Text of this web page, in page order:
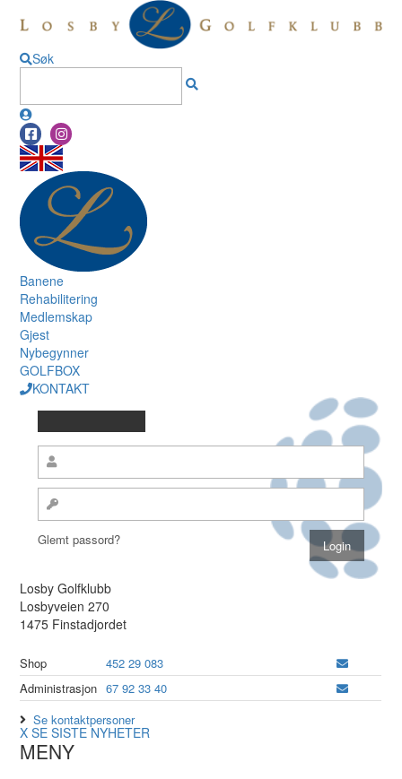
Søk
Banene
Rehabilitering
Medlemskap
Gjest
Nybegynner
GOLFBOX
KONTAKT
Glemt passord?
Losby Golfklubb
Losbyveien 270
1475 Finstadjordet
Shop
452 29 083
Administrasjon 67 92 33 40
Se kontaktpersoner
X SE SISTE NYHETER
MENY